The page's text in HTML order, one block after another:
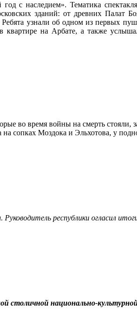
год с наследием». Тематика
зданий: от древних Палат
узнали об одном из первых
квартире на Арбате, а также
во время войны на смерть стояли,
сопках Моздока и Эльхотова, у
республики огласил
столичной национально-